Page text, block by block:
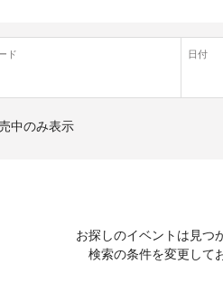
ド 日付
中のみ表示
お探しのイベントは見つ
検索の条件を変更して